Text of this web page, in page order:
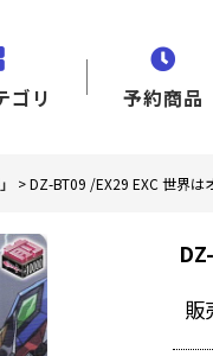
ゴリ 予約商品
>DZ-BT09 /EX29 EXC 世界は
販